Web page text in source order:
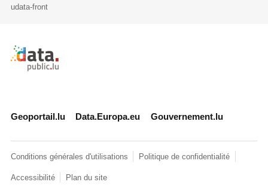
udata-front
Retour à l'accueil de data.public.lu
Geoportail.lu Data.Europa.eu Gouvernement.lu
Conditions générales d'utilisations Politique de confidentialité
Accessibilité Plan du site